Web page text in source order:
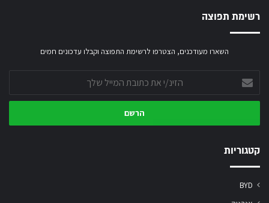
רשימת תפוצה
השארו מעודכנים, הצטרפו לרשימת התפוצה וקבלו עדכונים חמים
את
כתובת
שלך
קטגוריות
BYD